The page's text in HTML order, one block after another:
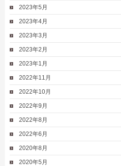
2023年5月
2023年4月
2023年3月
2023年2月
2023年1月
2022年11月
2022年10月
2022年9月
2022年8月
2022年6月
2020年8月
2020年5月